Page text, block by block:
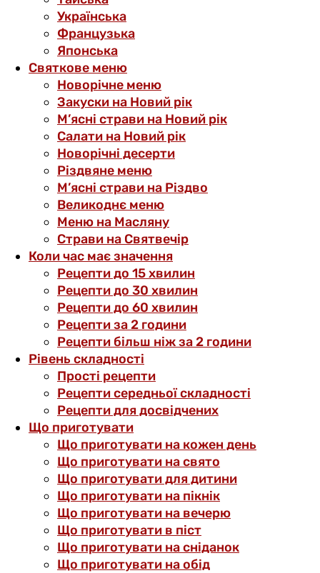
Українська
Французька
Японська
Святкове меню
Новорічне меню
Закуски на Новий рік
М’ясні страви на Новий рік
Салати на Новий рік
Новорічні десерти
Різдвяне меню
М’ясні страви на Різдво
Великоднє меню
Меню на Масляну
Страви на Святвечір
Коли час має значення
Рецепти до 15 хвилин
Рецепти до 30 хвилин
Рецепти до 60 хвилин
Рецепти за 2 години
Рецепти більш ніж за 2 години
Рівень складності
Прості рецепти
Рецепти середньої складності
Рецепти для досвідчених
Що приготувати
Що приготувати на кожен день
Що приготувати на свято
Що приготувати для дитини
Що приготувати на пікнік
Що приготувати на вечерю
Що приготувати в піст
Що приготувати на сніданок
Що приготувати на обід